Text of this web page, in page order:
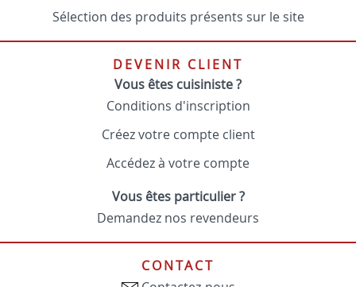
Sélection des produits présents sur le site
DEVENIR CLIENT
Vous êtes cuisiniste ?
Conditions d'inscription
Créez votre compte client
Accédez à votre compte
Vous êtes particulier ?
Demandez nos revendeurs
CONTACT